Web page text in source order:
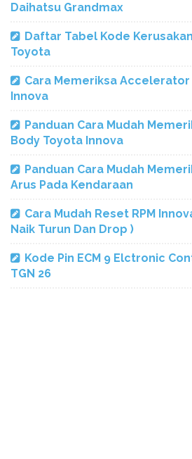
Daihatsu Grandmax
Daftar Tabel Kode
Toyota
Cara Memeriksa Accelerator
Innova
Panduan Cara Mudah
Body Toyota Innova
Panduan Cara Mudah
Arus Pada Kendaraan
Cara Mudah Reset RPM
Naik Turun Dan Drop )
Kode Pin ECM 9 Elctronic
TGN 26